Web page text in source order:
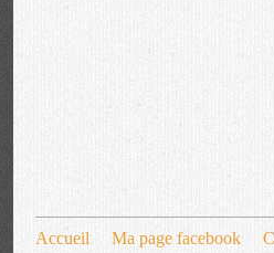
Accueil Ma page facebook